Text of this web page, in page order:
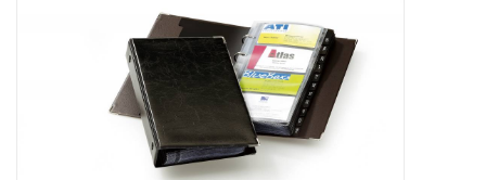
Kleben und versenden